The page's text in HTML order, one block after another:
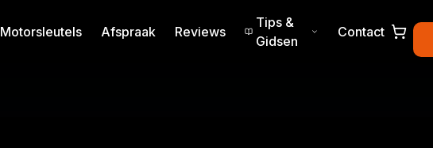
Motorsleutels Afspraak Reviews
Tips &
Gidsen
Contact